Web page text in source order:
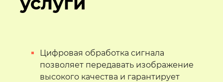
Цифровая обработка сигнала
позволяет передавать изображение
высокого качества и гарантирует